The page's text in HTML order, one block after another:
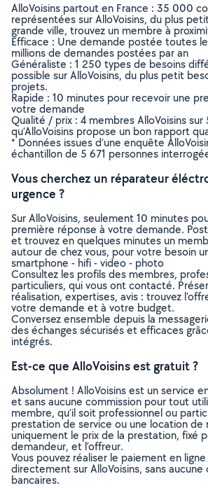
AlloVoisins partout en France : 35 000
représentées sur AlloVoisins, du plus
grande ville, trouvez un membre à
Efficace : Une demande postée toutes
millions de demandes postées par an
Généraliste : 1 250 types de besoins
possible sur AlloVoisins, du plus petit
projets.
Rapide : 10 minutes pour recevoir une
votre demande
Qualité / prix : 4 membres AlloVoisins
qu’AlloVoisins propose un bon rapport
* Données issues d’une enquête
échantillon de 5 671 personnes
Vous cherchez un réparateur
urgence ?
Sur AlloVoisins, seulement 10 minutes
première réponse à votre demande.
et trouvez en quelques minutes un
autour de chez vous, pour votre besoin
smartphone - hifi - video - photo
Consultez les profils des membres,
particuliers, qui vous ont contacté.
réalisation, expertises, avis : trouvez
votre demande et à votre budget.
Conversez ensemble depuis la
des échanges sécurisés et efficaces
intégrés.
Est-ce que AlloVoisins est gratuit ?
Absolument ! AlloVoisins est un service
et sans aucune commission pour tout
membre, qu’il soit professionnel ou
prestation de service ou une location de
uniquement le prix de la prestation, fixé
demandeur, et l’offreur.
Vous pouvez réaliser le paiement en
directement sur AlloVoisins, sans aucune
bancaires.